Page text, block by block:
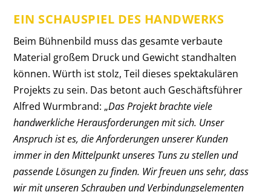
EIN SCHAUSPIEL DES HANDWERKS
Beim Bühnenbild muss das gesamte verbaute
Material großem Druck und Gewicht standhalten
können. Würth ist stolz, Teil dieses spektakulären
Projekts zu sein. Das betont auch Geschäftsführer
Alfred Wurmbrand: „Das Projekt brachte viele
handwerkliche Herausforderungen mit sich. Unser
Anspruch ist es, die Anforderungen unserer Kunden
immer in den Mittelpunkt unseres Tuns zu stellen und
passende Lösungen zu finden. Wir freuen uns sehr, dass
wir mit unseren Schrauben und Verbindungselementen